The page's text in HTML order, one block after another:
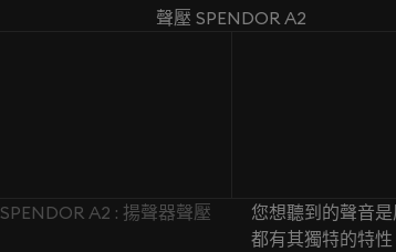
聲壓 SPENDOR A2
SPENDOR A2 : 揚聲器聲壓
您想聽到的聲音
都有其獨特的特